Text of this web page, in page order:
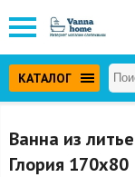
КАТАЛОГ
Ванна из
Глория 170x80